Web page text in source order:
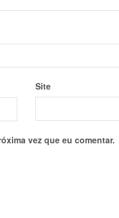
Site
vez que eu comentar.